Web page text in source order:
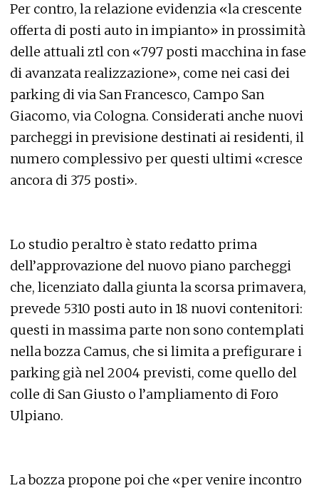
Per contro, la relazione evidenzia «la crescente
offerta di posti auto in impianto» in prossimità
delle attuali ztl con «797 posti macchina in fase
di avanzata realizzazione», come nei casi dei
parking di via San Francesco, Campo San
Giacomo, via Cologna. Considerati anche nuovi
parcheggi in previsione destinati ai residenti, il
numero complessivo per questi ultimi «cresce
ancora di 375 posti».
Lo studio peraltro è stato redatto prima
dell’approvazione del nuovo piano parcheggi
che, licenziato dalla giunta la scorsa primavera,
prevede 5310 posti auto in 18 nuovi contenitori:
questi in massima parte non sono contemplati
nella bozza Camus, che si limita a prefigurare i
parking già nel 2004 previsti, come quello del
colle di San Giusto o l’ampliamento di Foro
Ulpiano.
La bozza propone poi che «per venire incontro